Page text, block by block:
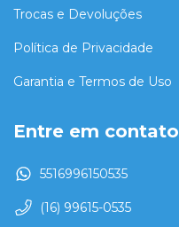
Trocas e Devoluções
Política de Privacidade
Garantia e Termos de Uso
Entre em contato
5516996150535
(16) 99615-0535